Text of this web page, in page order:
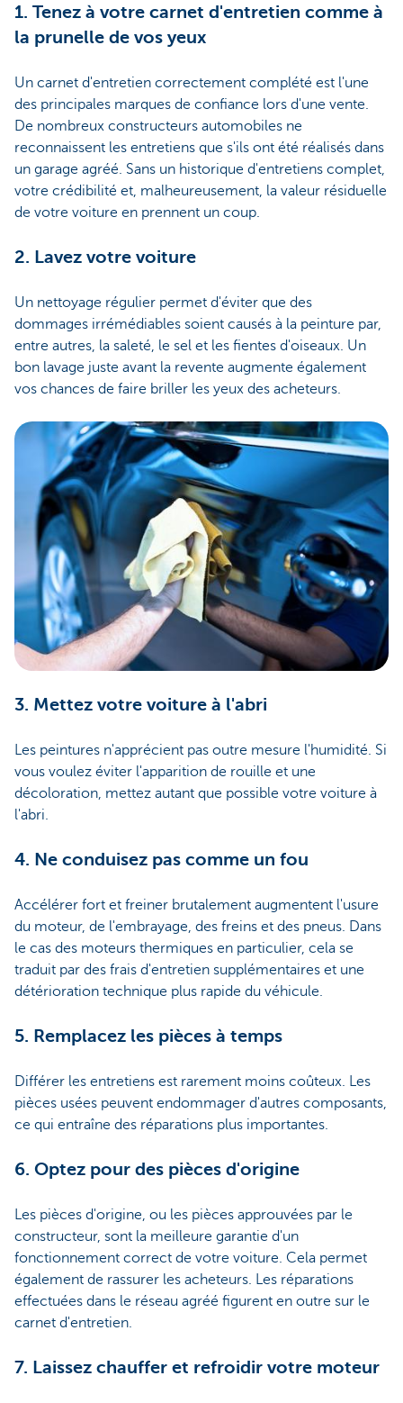
1. Tenez à votre carnet d'entretien comme à
la prunelle de vos yeux
Un carnet d'entretien correctement complété est l'une
des principales marques de confiance lors d'une vente.
De nombreux constructeurs automobiles ne
reconnaissent les entretiens que s'ils ont été réalisés dans
un garage agréé. Sans un historique d'entretiens complet,
votre crédibilité et, malheureusement, la valeur résiduelle
de votre voiture en prennent un coup.
2. Lavez votre voiture
Un nettoyage régulier permet d'éviter que des
dommages irrémédiables soient causés à la peinture par,
entre autres, la saleté, le sel et les fientes d'oiseaux. Un
bon lavage juste avant la revente augmente également
vos chances de faire briller les yeux des acheteurs.
3. Mettez votre voiture à l'abri
Les peintures n'apprécient pas outre mesure l'humidité. Si
vous voulez éviter l'apparition de rouille et une
décoloration, mettez autant que possible votre voiture à
l'abri.
4. Ne conduisez pas comme un fou
Accélérer fort et freiner brutalement augmentent l'usure
du moteur, de l'embrayage, des freins et des pneus. Dans
le cas des moteurs thermiques en particulier, cela se
traduit par des frais d'entretien supplémentaires et une
détérioration technique plus rapide du véhicule.
5. Remplacez les pièces à temps
Différer les entretiens est rarement moins coûteux. Les
pièces usées peuvent endommager d'autres composants,
ce qui entraîne des réparations plus importantes.
6. Optez pour des pièces d'origine
Les pièces d'origine, ou les pièces approuvées par le
constructeur, sont la meilleure garantie d'un
fonctionnement correct de votre voiture. Cela permet
également de rassurer les acheteurs. Les réparations
effectuées dans le réseau agréé figurent en outre sur le
carnet d'entretien.
7. Laissez chauffer et refroidir votre moteur